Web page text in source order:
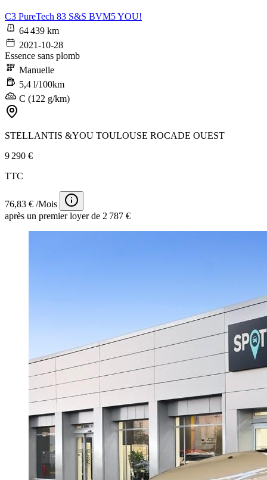
C3 PureTech 83 S&S BVM5 YOU!
64 439 km
2021-10-28
Essence sans plomb
Manuelle
5,4 l/100km
C (122 g/km)
STELLANTIS &YOU TOULOUSE ROCADE OUEST
9 290 €
TTC
76,83 € /Mois
après un premier loyer de 2 787 €